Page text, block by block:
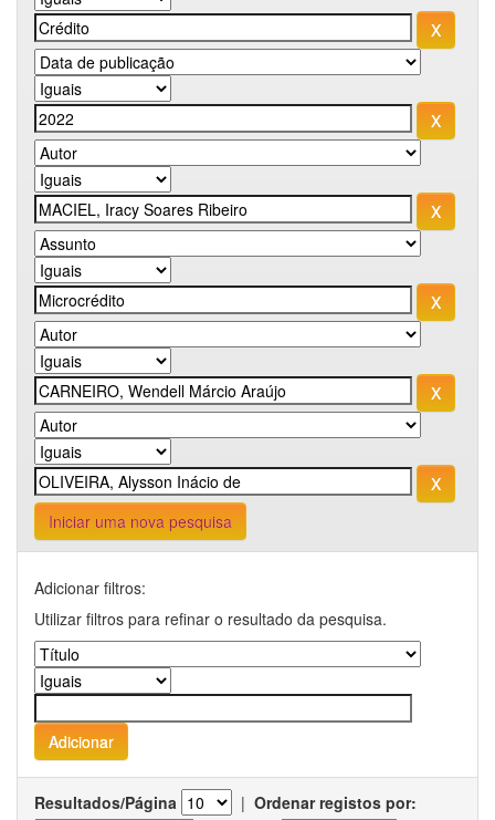
Iniciar uma nova pesquisa
Adicionar filtros:
Utilizar filtros para refinar o resultado da pesquisa.
Resultados/Página | Ordenar registos por: